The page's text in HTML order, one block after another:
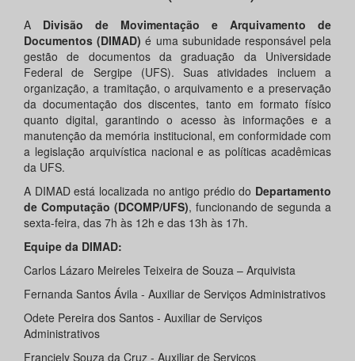
A Divisão de Movimentação e Arquivamento de
Documentos (DIMAD) é uma subunidade responsável pela
gestão de documentos da graduação da Universidade
Federal de Sergipe (UFS). Suas atividades incluem a
organização, a tramitação, o arquivamento e a preservação
da documentação dos discentes, tanto em formato físico
quanto digital, garantindo o acesso às informações e a
manutenção da memória institucional, em conformidade com
a legislação arquivística nacional e as políticas acadêmicas
da UFS.
A DIMAD está localizada no antigo prédio do Departamento
de Computação (DCOMP/UFS), funcionando de segunda a
sexta-feira, das 7h às 12h e das 13h às 17h.
Equipe da DIMAD:
Carlos Lázaro Meireles Teixeira de Souza – Arquivista
Fernanda Santos Ávila - Auxiliar de Serviços Administrativos
Odete Pereira dos Santos - Auxiliar de Serviços
Administrativos
Franciely Souza da Cruz - Auxiliar de Serviços